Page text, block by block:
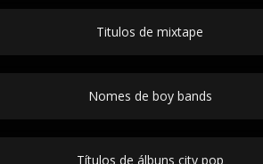
Titulos de mixtape
Nomes de boy bands
Títulos de álbuns city pop